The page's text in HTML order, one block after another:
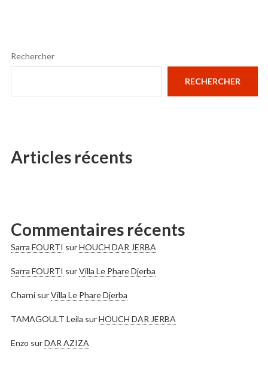
Rechercher
RECHERCHER
Articles récents
Commentaires récents
Sarra FOURTI surHOUCH DAR JERBA
Sarra FOURTI surVilla Le Phare Djerba
CharnisurVilla Le Phare Djerba
TAMAGOULT Leila surHOUCH DAR JERBA
Enzo surDAR AZIZA